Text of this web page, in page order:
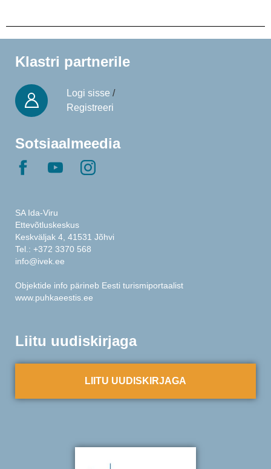
Klastri partnerile
Logi sisse /
Registreeri
Sotsiaalmeedia
SA Ida-Viru
Ettevõtluskeskus
Keskväljak 4, 41531 Jõhvi
Tel.: +372 3370 568
info@ivek.ee
Objektide info pärineb Eesti turismiportaalist
www.puhkaeestis.ee
Liitu uudiskirjaga
LIITU UUDISKIRJAGA